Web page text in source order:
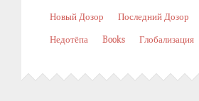
Новый Дозор Последний Дозор
Недотёпа Books Глобализация